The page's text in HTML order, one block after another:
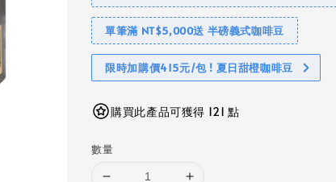
單筆滿 NT$5,000送 半磅義式咖啡豆
限時加購價415元/包 ! 夏日甜橙咖啡豆
購買此產品可獲得 121 點
數量